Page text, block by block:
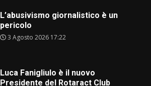
L’abusivismo giornalistico è un
pericolo
3 Agosto 2026 17:22
Luca Fanigliulo è il nuovo
Presidente del Rotaract Club